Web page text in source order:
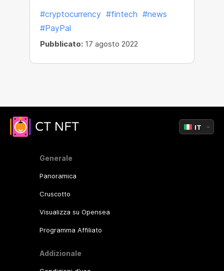
#cryptocurrency #fintech #news
#PayPal
Pubblicato: 17 agosto 2022
Generale
Panoramica
Cruscotto
Visualizza su Opensea
Programma Affiliato
Addizionale
IT